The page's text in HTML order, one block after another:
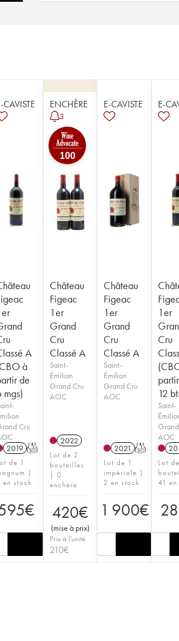
CAVISTE
A
à
de
mgs)
Cru
2019 T
de 1
|
en stock
€
ENCHÈRE
3
100
Château
Figeac
1er
Grand
Cru
Classé A
Saint-
Émilion
Grand Cru
AOC
2022
Lot de 2
bouteilles
| 0
enchère
420€
(mise à prix)
Prix à l'unité
210€
E-CAVISTE
Château
Figeac
1er
Grand
Cru
Classé A
Saint-
Émilion
Grand Cru
AOC
2021 T
Lot de 1
impériale |
2 en stock
1 900€
E-
1er
Cru
12
Saint-
AOC
Lot
41 en